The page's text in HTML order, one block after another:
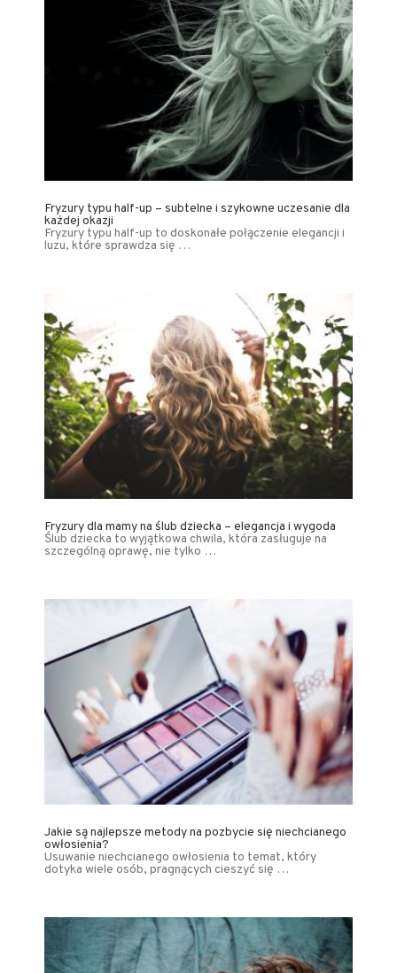
Fryzury typu half-up – subtelne i szykowne uczesanie dla
każdej okazji
Fryzury typu half-up to doskonałe połączenie elegancji i
luzu, które sprawdza się …
Fryzury dla mamy na ślub dziecka – elegancja i wygoda
Ślub dziecka to wyjątkowa chwila, która zasługuje na
szczególną oprawę, nie tylko …
Jakie są najlepsze metody na pozbycie się niechcianego
owłosienia?
Usuwanie niechcianego owłosienia to temat, który
dotyka wiele osób, pragnących cieszyć się …